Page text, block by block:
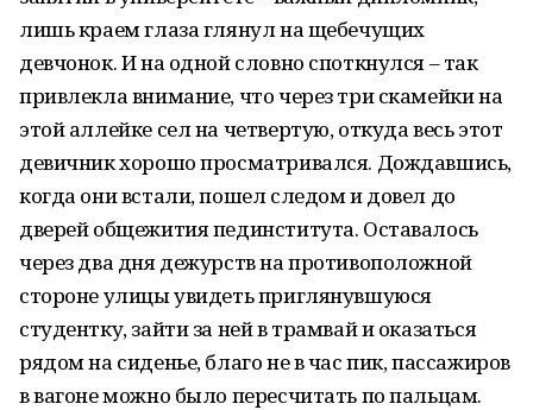
лишь краем глаза глянул на щебечущих
девчонок. И на одной словно споткнулся – так
привлекла внимание, что через три скамейки на
этой аллейке сел на четвертую, откуда весь этот
девичник хорошо просматривался. Дождавшись,
когда они встали, пошел следом и довел до
дверей общежития пединститута. Оставалось
через два дня дежурств на противоположной
стороне улицы увидеть приглянувшуюся
студентку, зайти за ней в трамвай и оказаться
рядом на сиденье, благо не в час пик, пассажиров
в вагоне можно было пересчитать по пальцам.